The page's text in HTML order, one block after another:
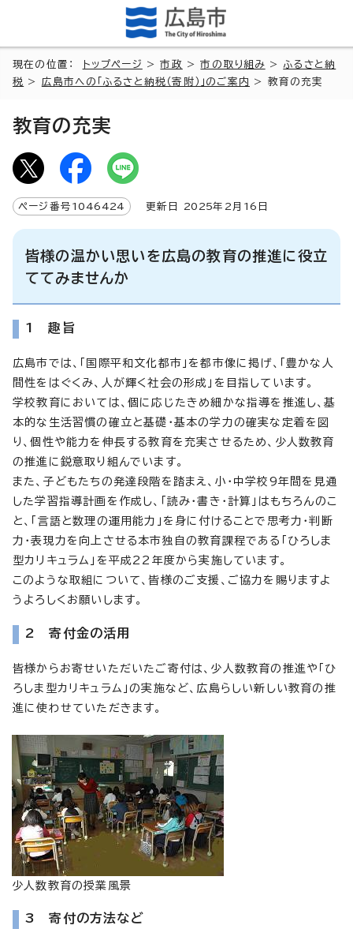
現在の位置： トップページ >市政 >市の取り組み > ふるさと納
税
> 広島市への「ふるさと納税（寄附）」のご案内 > 教育の充実
教育の充実
ページ番号 1046424 更新日 2025年2月 16 日
皆様の温かい思いを広島の教育の推進に役立
ててみませんか
1 趣旨
広島市では、「国際平和文化都市」を都市像に掲げ、「豊かな人
間性をはぐくみ、人が輝く社会の形成」を目指しています。
学校教育においては、個に応じたきめ細かな指導を推進し、基
本的な生活習慣の確立と基礎・基本の学力の確実な定着を図
り、個性や能力を伸長する教育を充実させるため、少人数教育
の推進に鋭意取り組んでいます。
また、子どもたちの発達段階を踏まえ、小・中学校9年間を見通
した学習指導計画を作成し、「読み・書き・計算」はもちろんのこ
と、「言語と数理の運用能力」を身に付けることで思考力・判断
力・表現力を向上させる本市独自の教育課程である「ひろしま
型カリキュラム」を平成22年度から実施しています。
このような取組について、皆様のご支援、ご協力を賜りますよ
うよろしくお願いします。
2 寄付金の活用
皆様からお寄せいただいたご寄付は、少人数教育の推進や「ひ
ろしま型カリキュラム」の実施など、広島らしい新しい教育の推
進に使わせていただきます。
少人数教育の授業風景
3 寄付の方法など